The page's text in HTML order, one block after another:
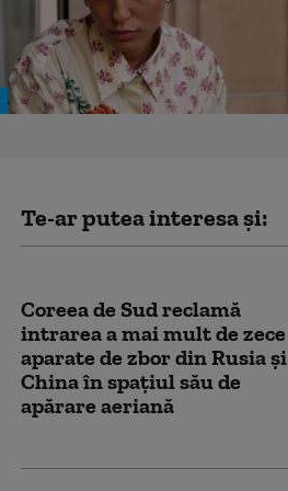
Te-ar putea interesa și:
Coreea de Sud reclamă
intrarea a mai mult de zece
aparate de zbor din Rusia și
China în spațiul său de
apărare aeriană